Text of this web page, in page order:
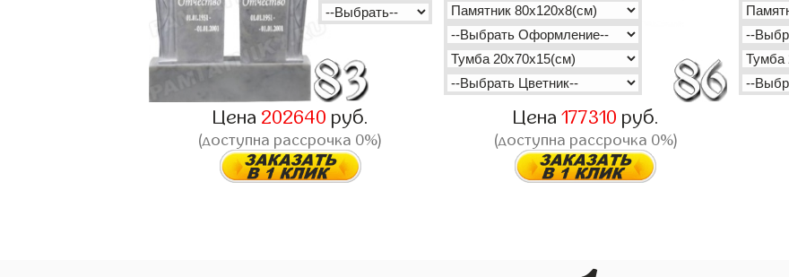
Цена 202640 руб.
(доступна рассрочка 0%)
Цена 177310 руб.
(доступна рассрочка 0%)